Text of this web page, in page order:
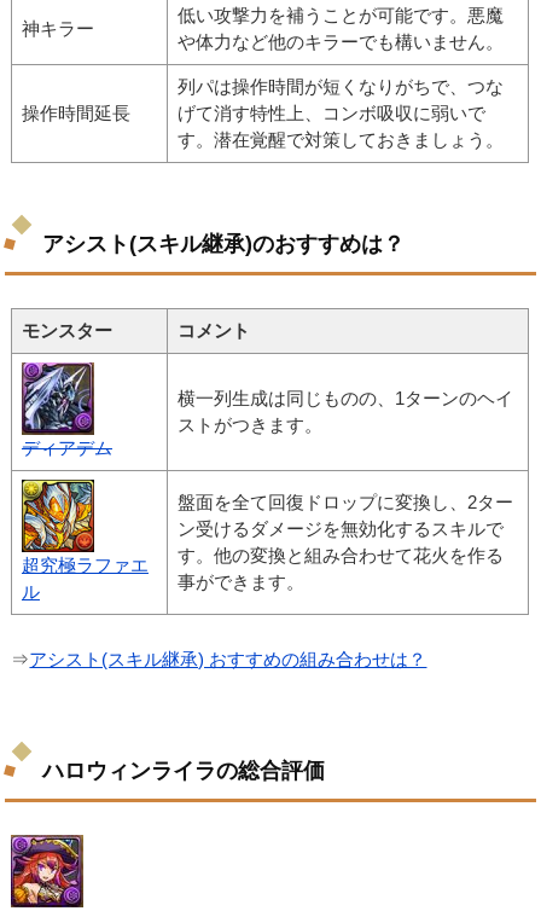
神キラー
低い攻撃力を補うことが可能です。悪魔
や体力など他のキラーでも構いません。
操作時間延長
列パは操作時間が短くなりがちで、つな
げて消す特性上、コンボ吸収に弱いで
す。潜在覚醒で対策しておきましょう。
アシスト(スキル継承)のおすすめは？
モンスター コメント
ディアデム
横一列生成は同じものの、1ターンのヘイ
ストがつきます。
超究極ラファエ
ル
盤面を全て回復ドロップに変換し、2ター
ン受けるダメージを無効化するスキルで
す。他の変換と組み合わせて花火を作る
事ができます。
⇒アシスト(スキル継承) おすすめの組み合わせは？
ハロウィンライラの総合評価